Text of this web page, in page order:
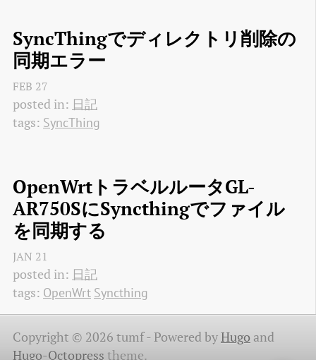
SyncThingでディレクトリ削除の
同期エラー
FEB 27
posted in: 日記
tags: SyncThing
OpenWrtトラベルルータGL-
AR750SにSyncthingでファイル
を同期する
JAN 21
posted in: 日記
tags: OpenWrt Syncthing
Copyright © 2026 tumf -Powered byHugoand
Hugo-Octopress theme.